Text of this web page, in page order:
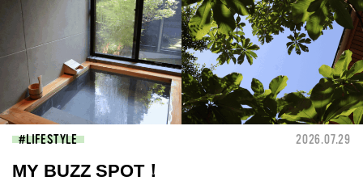
LIFESTYLE 2026.07.29
MY BUZZ SPOT！